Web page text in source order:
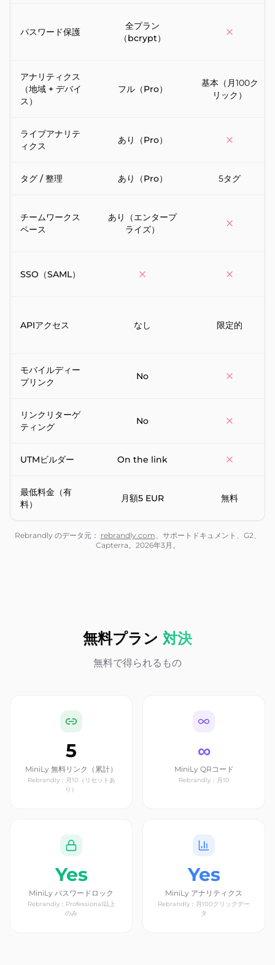
パスワード保護
全プラン
（bcrypt）
アナリティクス
（地域 + デバイ
ス）
フル（Pro）
基本（月100ク
リック）
ライブアナリテ
ィクス
あり（Pro）
タグ / 整理 あり（Pro） 5タグ
チームワークス
ペース
あり（エンタープ
ライズ）
SSO（SAML）
APIアクセス なし 限定的
モバイルディー
プリンク
No
リンクリターゲ
ティング
No
UTMビルダー On the link
最低料金（有
料）
月額5 EUR 無料
Rebrandly のデータ元： rebrandly.com、サポートドキュメント、G2、
Capterra。2026年3月。
無料プラン 対決
無料で得られるもの
5
MiniLy 無料リンク（累計）
Rebrandly：月10（リセットあ
り）
∞
MiniLy QRコード
Rebrandly：月10
Yes
MiniLy パスワードロック
Rebrandly：Professional以上
のみ
Yes
MiniLy アナリティクス
Rebrandly：月100クリックデー
タ